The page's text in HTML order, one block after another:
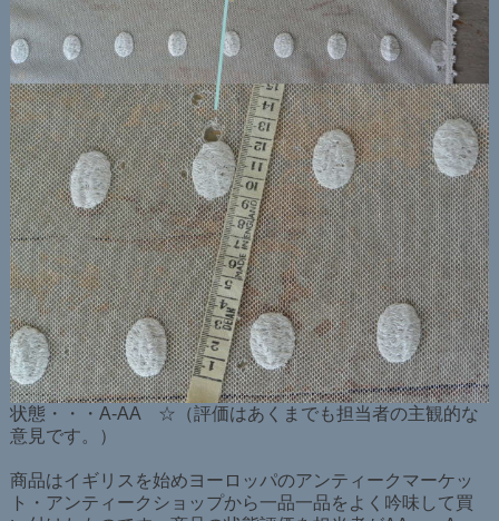
状態・・・A-AA ☆（評価はあくまでも担当者の主観的な
意見です。）
商品はイギリスを始めヨーロッパのアンティークマーケッ
ト・アンティークショップから一品一品をよく吟味して買